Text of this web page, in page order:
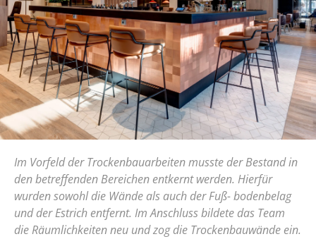
Im Vorfeld der Trockenbauarbeiten musste der Bestand in
den betreffenden Bereichen entkernt werden. Hierfür
wurden sowohl die Wände als auch der Fuß- bodenbelag
und der Estrich entfernt. Im Anschluss bildete das Team
die Räumlichkeiten neu und zog die Trockenbauwände ein.